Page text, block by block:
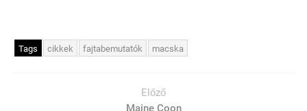
Tags cikkek fajtabemutatók macska
Előző
Maine Coon